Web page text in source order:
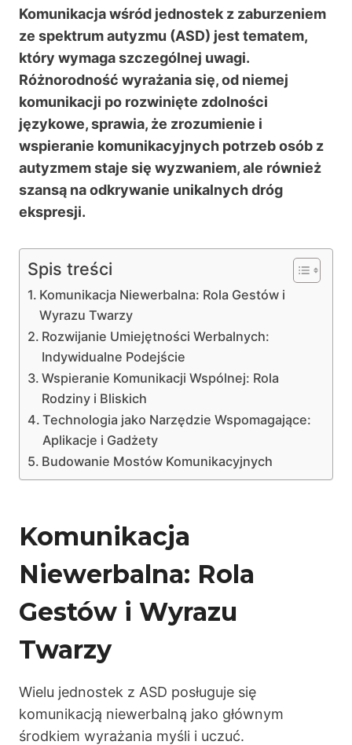
Komunikacja wśród jednostek z zaburzeniem
ze spektrum autyzmu (ASD) jest tematem,
który wymaga szczególnej uwagi.
Różnorodność wyrażania się, od niemej
komunikacji po rozwinięte zdolności
językowe, sprawia, że zrozumienie i
wspieranie komunikacyjnych potrzeb osób z
autyzmem staje się wyzwaniem, ale również
szansą na odkrywanie unikalnych dróg
ekspresji.
Spis treści
Komunikacja Niewerbalna: Rola Gestów i
Wyrazu Twarzy
Rozwijanie Umiejętności Werbalnych:
Indywidualne Podejście
Wspieranie Komunikacji Wspólnej: Rola
Rodziny i Bliskich
Technologia jako Narzędzie Wspomagające:
Aplikacje i Gadżety
Budowanie Mostów Komunikacyjnych
Komunikacja
Niewerbalna: Rola
Gestów i Wyrazu
Twarzy
Wielu jednostek z ASD posługuje się
komunikacją niewerbalną jako głównym
środkiem wyrażania myśli i uczuć.